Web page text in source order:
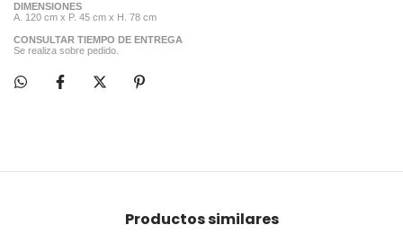
DIMENSIONES
A. 120 cm x P. 45 cm x H. 78 cm
CONSULTAR TIEMPO DE ENTREGA
Se realiza sobre pedido.
Productos similares